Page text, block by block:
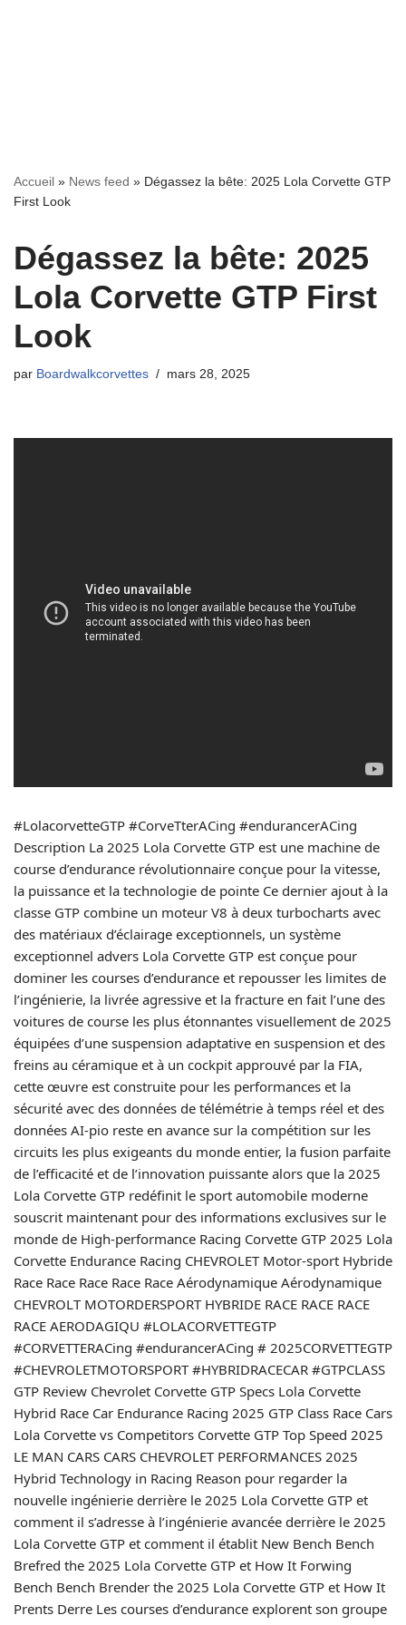
Accueil » News feed » Dégassez la bête: 2025 Lola Corvette GTP
First Look
Dégassez la bête: 2025
Lola Corvette GTP First
Look
par Boardwalkcorvettes mars 28, 2025
#LolacorvetteGTP #CorveTterACing #endurancerACing
Description La 2025 Lola Corvette GTP est une machine de
course d’endurance révolutionnaire conçue pour la vitesse,
la puissance et la technologie de pointe Ce dernier ajout à la
classe GTP combine un moteur V8 à deux turbocharts avec
des matériaux d’éclairage exceptionnels, un système
exceptionnel advers Lola Corvette GTP est conçue pour
dominer les courses d’endurance et repousser les limites de
l’ingénierie, la livrée agressive et la fracture en fait l’une des
voitures de course les plus étonnantes visuellement de 2025
équipées d’une suspension adaptative en suspension et des
freins au céramique et à un cockpit approuvé par la FIA,
cette œuvre est construite pour les performances et la
sécurité avec des données de télémétrie à temps réel et des
données AI-pio reste en avance sur la compétition sur les
circuits les plus exigeants du monde entier, la fusion parfaite
de l’efficacité et de l’innovation puissante alors que la 2025
Lola Corvette GTP redéfinit le sport automobile moderne
souscrit maintenant pour des informations exclusives sur le
monde de High-performance Racing Corvette GTP 2025 Lola
Corvette Endurance Racing CHEVROLET Motor-sport Hybride
Race Race Race Race Race Aérodynamique Aérodynamique
CHEVROLT MOTORDERSPORT HYBRIDE RACE RACE RACE
RACE AERODAGIQU #LOLACORVETTEGTP
#CORVETTERACing #endurancerACing # 2025CORVETTEGTP
#CHEVROLETMOTORSPORT #HYBRIDRACECAR #GTPCLASS
GTP Review Chevrolet Corvette GTP Specs Lola Corvette
Hybrid Race Car Endurance Racing 2025 GTP Class Race Cars
Lola Corvette vs Competitors Corvette GTP Top Speed ​​2025
LE MAN CARS CARS CHEVROLET PERFORMANCES 2025
Hybrid Technology in Racing Reason pour regarder la
nouvelle ingénierie derrière le 2025 Lola Corvette GTP et
comment il s’adresse à l’ingénierie avancée derrière le 2025
Lola Corvette GTP et comment il établit New Bench Bench
Brefred the 2025 Lola Corvette GTP et How It Forwing
Bench Bench Brender the 2025 Lola Corvette GTP et How It
Prents Derre Les courses d’endurance explorent son groupe